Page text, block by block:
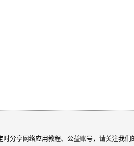
分享网络应用教程、公益账号，请关注我